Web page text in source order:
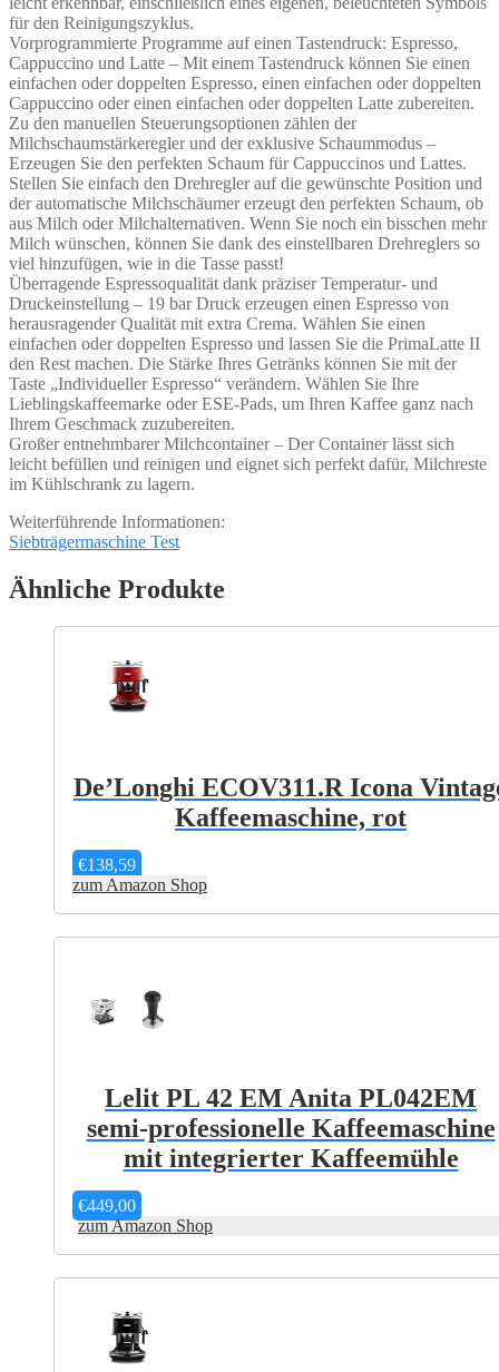
für den Reinigungszyklus.
Vorprogrammierte Programme auf einen Tastendruck: Espresso,
Cappuccino und Latte – Mit einem Tastendruck können Sie einen
einfachen oder doppelten Espresso, einen einfachen oder doppelten
Cappuccino oder einen einfachen oder doppelten Latte zubereiten.
Zu den manuellen Steuerungsoptionen zählen der
Milchschaumstärkeregler und der exklusive Schaummodus –
Erzeugen Sie den perfekten Schaum für Cappuccinos und Lattes.
Stellen Sie einfach den Drehregler auf die gewünschte Position und
der automatische Milchschäumer erzeugt den perfekten Schaum, ob
aus Milch oder Milchalternativen. Wenn Sie noch ein bisschen mehr
Milch wünschen, können Sie dank des einstellbaren Drehreglers so
viel hinzufügen, wie in die Tasse passt!
Überragende Espressoqualität dank präziser Temperatur- und
Druckeinstellung – 19 bar Druck erzeugen einen Espresso von
herausragender Qualität mit extra Crema. Wählen Sie einen
einfachen oder doppelten Espresso und lassen Sie die PrimaLatte II
den Rest machen. Die Stärke Ihres Getränks können Sie mit der
Taste „Individueller Espresso“ verändern. Wählen Sie Ihre
Lieblingskaffeemarke oder ESE-Pads, um Ihren Kaffee ganz nach
Ihrem Geschmack zuzubereiten.
Großer entnehmbarer Milchcontainer – Der Container lässt sich
leicht befüllen und reinigen und eignet sich perfekt dafür, Milchreste
im Kühlschrank zu lagern.
Weiterführende Informationen:
Siebträgermaschine Test
Ähnliche Produkte
De’Longhi ECOV311.R Icona
Kaffeemaschine, rot
€138,59
zum Amazon Shop
Lelit PL 42 EM Anita PL042EM
semi-professionelle Kaffeemaschine
mit integrierter Kaffeemühle
€449,00
zum Amazon Shop